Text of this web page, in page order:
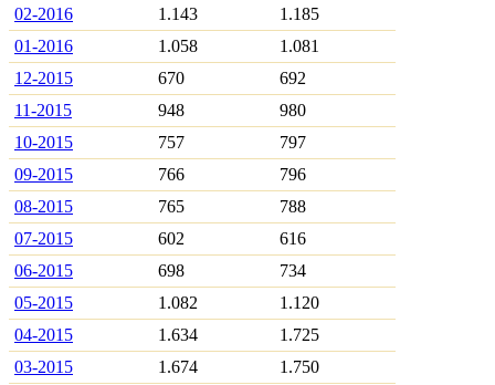
02-2016
1.143
1.185
01-2016
1.058
1.081
12-2015
670
692
11-2015
948
980
10-2015
757
797
09-2015
766
796
08-2015
765
788
07-2015
602
616
06-2015
698
734
05-2015
1.082
1.120
04-2015
1.634
1.725
03-2015
1.674
1.750